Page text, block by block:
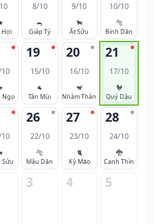
Hợi
8/10
🐀
Giáp Tý
9/10
🐂
Ất Sửu
10/10
🐅
Bính Dần
Ngọ
19
15/10
🐐
Tân Mùi
20
16/10
🐒
Nhâm Thân
21
17/10
🐓
Quý Dậu
26
22/10
🐅
Mậu Dần
27
23/10
🐈
Kỷ Mão
28
24/10
🐉
Canh Thìn
3 4 5